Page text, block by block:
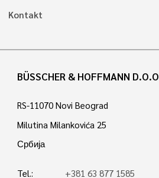
Kontakt
BÜSSCHER & HOFFMANN D.O.O
RS-11070 Novi Beograd
Milutina Milankovića 25
Србија
Tel.:
+381 63 877 1585